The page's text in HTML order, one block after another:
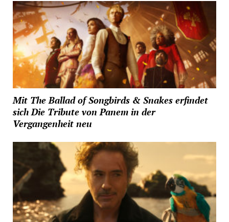
Mit The Ballad of Songbirds & Snakes erfindet
sich Die Tribute von Panem in der
Vergangenheit neu